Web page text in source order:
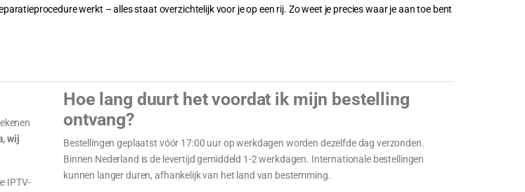
werkt – alles staat overzichtelijk voor je op een rij. Zo weet je precies waar je aan toe bent
wij
IPTV-
Hoe lang duurt het voordat ik mijn bestelling
ontvang?
Bestellingen geplaatst vóór 17:00 uur op werkdagen worden dezelfde dag verzonden.
Binnen Nederland is de levertijd gemiddeld 1-2 werkdagen. Internationale bestellingen
kunnen langer duren, afhankelijk van het land van bestemming.